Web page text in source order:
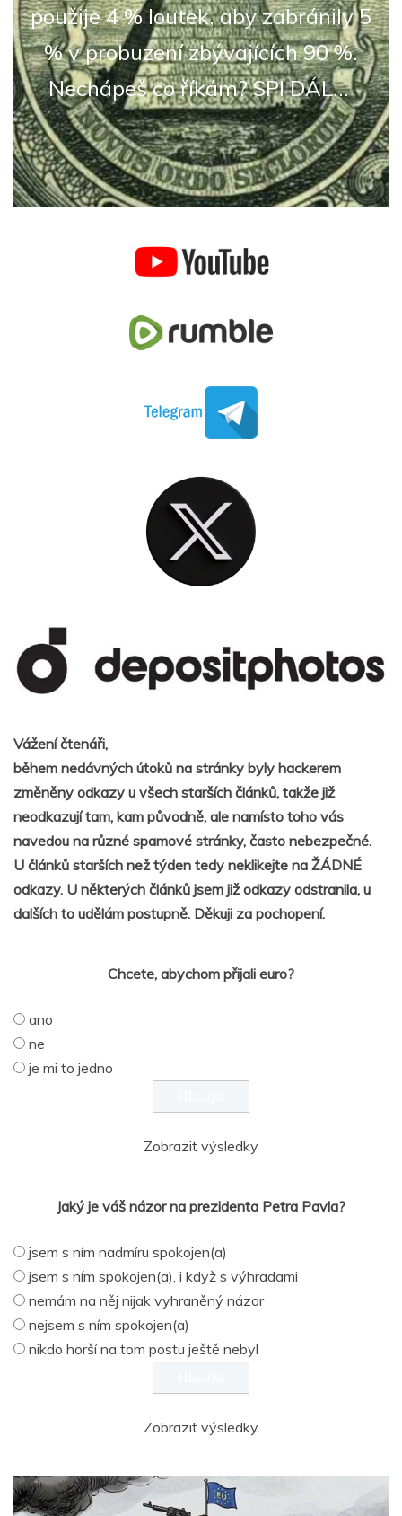
použije 4 % loutek, aby zabránily 5
% v probuzení zbývajících 90 %.
Nechápeš co říkám? SPI DÁL...
Vážení čtenáři,
během nedávných útoků na stránky byly hackerem
změněny odkazy u všech starších článků, takže již
neodkazují tam, kam původně, ale namísto toho vás
navedou na různé spamové stránky, často nebezpečné.
U článků starších než týden tedy neklikejte na ŽÁDNÉ
odkazy. U některých článků jsem již odkazy odstranila, u
dalších to udělám postupně. Děkuji za pochopení.
Chcete, abychom přijali euro?
ano
ne
je mi to jedno
Zobrazit výsledky
Jaký je váš názor na prezidenta Petra Pavla?
jsem s ním nadmíru spokojen(a)
jsem s ním spokojen(a), i když s výhradami
nemám na něj nijak vyhraněný názor
nejsem s ním spokojen(a)
nikdo horší na tom postu ještě nebyl
Zobrazit výsledky